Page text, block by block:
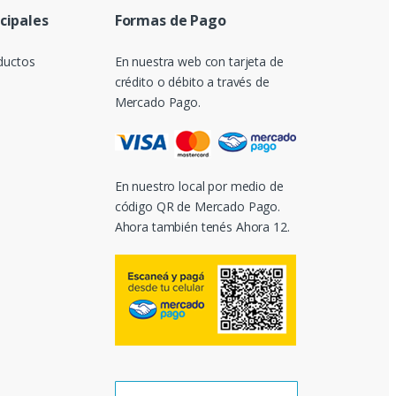
Formas de Pago
En nuestra web con tarjeta de
crédito o débito a través de
Mercado Pago.
En nuestro local por medio de
código QR de Mercado Pago.
Ahora también tenés Ahora 12.